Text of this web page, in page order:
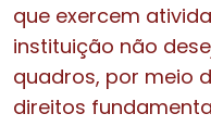
que exercem
instituição não
quadros, por meio
direitos